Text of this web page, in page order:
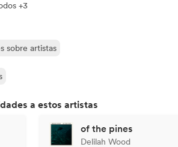
+3
sobre artistas
a estos artistas
of the pines
Delilah Wood